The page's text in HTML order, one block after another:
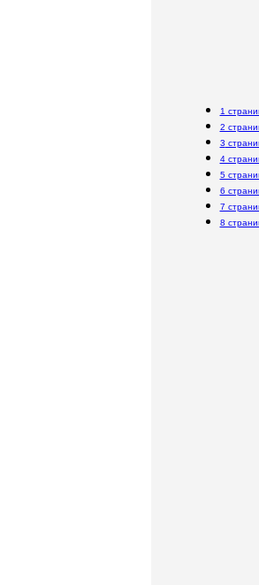
1
2
3
4
5
6
7
8